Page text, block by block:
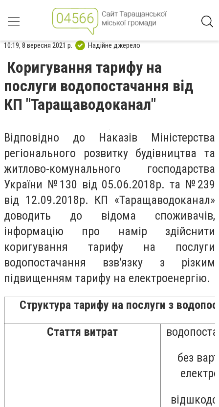
10:19, 8 вересня 2021 р. Надійне джерело
Коригування тарифу на
послуги водопостачання від
КП "Таращаводоканал"
Відповідно до Наказів Міністерства
регіонального розвитку будівництва та
житлово-комунального господарства
України №130 від 05.06.2018р. та №239
від 12.09.2018р. КП «Таращаводоканал»
доводить до відома споживачів,
інформацію про намір здійснити
коригування тарифу на послуги
водопостачання взв'язку з різким
підвищенням тарифу на електроенергію.
Структура тарифу на послуги з
Стаття витрат
без